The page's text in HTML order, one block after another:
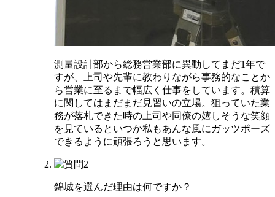
測量設計部から総務営業部に異動してまだ1年で
すが、上司や先輩に教わりながら事務的なことか
ら営業に至るまで幅広く仕事をしています。積算
に関してはまだまだ見習いの立場。狙っていた業
務が落札できた時の上司や同僚の嬉しそうな笑顔
を見ているといつか私もあんな風にガッツポーズ
できるように頑張ろうと思います。
錦城を選んだ理由は何ですか？